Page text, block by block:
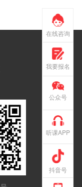
在线咨询
我要报名
公众号
听课APP
抖音号